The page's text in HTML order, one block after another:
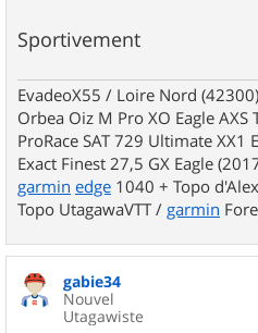
Sportivement
EvadeoX55 / Loire Nord
Orbea Oiz M Pro XO Eagle AXS
ProRace SAT 729 Ultimate XX1
Exact Finest 27,5 GX Eagle
garmin edge 1040 + Topo
Topo UtagawaVTT / garmin
gabie34
Nouvel
Utagawiste